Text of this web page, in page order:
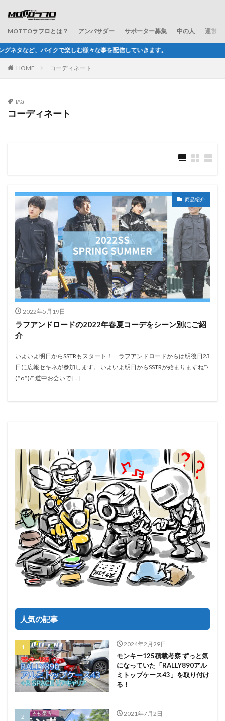
MOTTOラフロとは？ アンバサダー サポーター募集 中の人 運営会
様々な事を配信していきます。
HOME コーディネート
TAG
コーディネート
商品紹介
2022年5月19日
ラフアンドロードの2022年春夏コーデをシーン別にご紹
介
いよいよ明日からSSTRもスタート！ ラフアンドロードからは明後日23
日に広報セキネが参加します。 いよいよ明日からSSTRが始まりますね*\
(^o^)/* 道中お会いで […]
人気の記事
2024年2月29日
モンキー125積載考察 ずっと気
になっていた「RALLY890アル
ミトップケース43」を取り付け
る！
2021年7月2日